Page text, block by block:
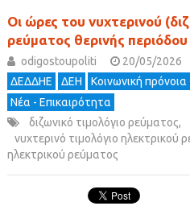
Οι ώρες του νυχτερινού
ρεύματος θερινής
odigostoupoliti
20/05/2026
ΔΕΔΔΗΕ
ΔΕΗ
Κοινωνική
Νέα - Επικαιρότητα
διζωνικό τιμολόγιο ρεύματος,
νυχτερινό τιμολόγιο ηλεκτρικού
ηλεκτρικού ρεύματος